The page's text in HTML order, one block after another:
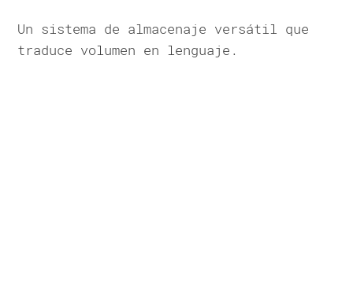
Un sistema de almacenaje versátil que
traduce volumen en lenguaje.